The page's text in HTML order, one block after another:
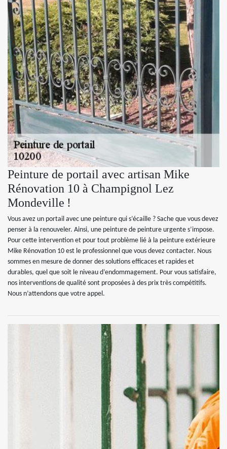
Peinture de portail avec artisan Mike
Rénovation 10 à Champignol Lez
Mondeville !
Vous avez un portail avec une peinture qui s’écaille ? Sache que vous devez
penser à la renouveler. Ainsi, une peinture de peinture urgente s’impose.
Pour cette intervention et pour tout problème lié à la peinture extérieure
Mike Rénovation 10 est le professionnel que vous devez contacter. Nous
sommes en mesure de donner des solutions efficaces et rapides et
durables, quel que soit le niveau d’endommagement. Pour vous satisfaire,
nos interventions de qualité sont proposées à des prix très compétitifs.
Nous n’attendons que votre appel.